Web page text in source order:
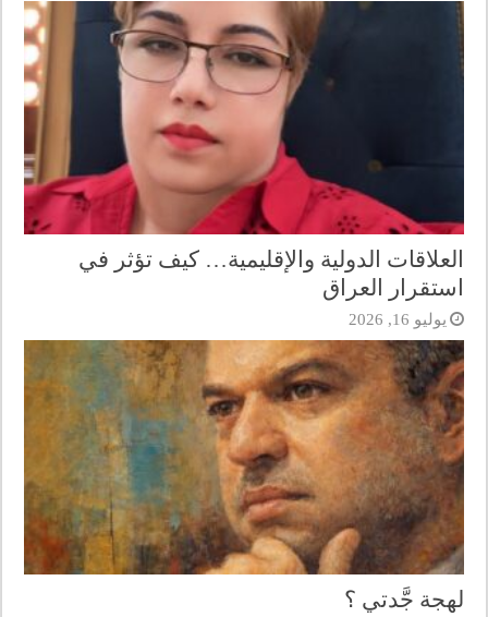
العلاقات الدولية والإقليمية… كيف تؤثر في
استقرار العراق
يوليو 16, 2026
لهجة جَّدتي ؟